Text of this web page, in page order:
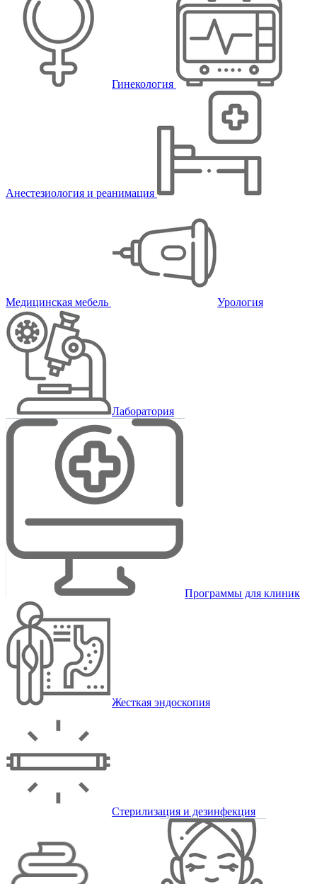
Гинекология
Анестезиология и реанимация
Медицинская мебель Урология
Лаборатория
Программы для клиник
Жесткая эндоскопия
Стерилизация и дезинфекция